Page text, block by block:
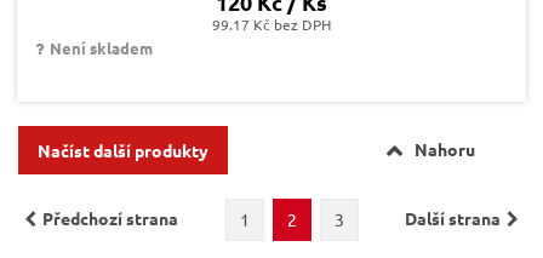
99.17 Kč bez DPH
Není skladem
Načíst další produkty Nahoru
Předchozí strana Další strana
1 2 3